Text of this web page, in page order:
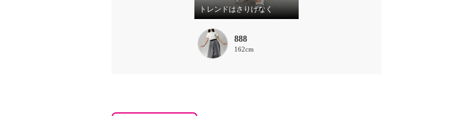
トレンドはさりげなく
888
162cm